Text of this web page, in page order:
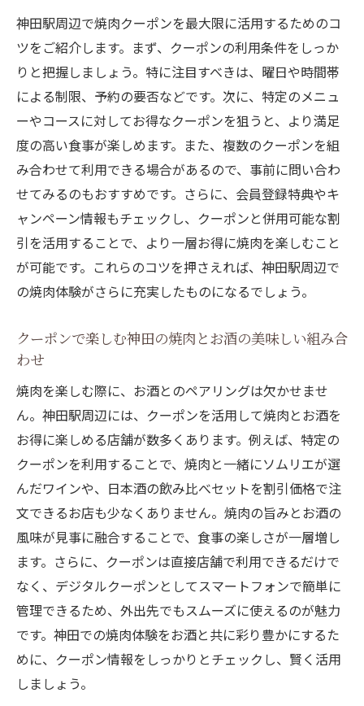
神田駅周辺で焼肉クーポンを最大限に活用するためのコ
ツをご紹介します。まず、クーポンの利用条件をしっか
りと把握しましょう。特に注目すべきは、曜日や時間帯
による制限、予約の要否などです。次に、特定のメニュ
ーやコースに対してお得なクーポンを狙うと、より満足
度の高い食事が楽しめます。また、複数のクーポンを組
み合わせて利用できる場合があるので、事前に問い合わ
せてみるのもおすすめです。さらに、会員登録特典やキ
ャンペーン情報もチェックし、クーポンと併用可能な割
引を活用することで、より一層お得に焼肉を楽しむこと
が可能です。これらのコツを押さえれば、神田駅周辺で
の焼肉体験がさらに充実したものになるでしょう。
クーポンで楽しむ神田の焼肉とお酒の美味しい組み合
わせ
焼肉を楽しむ際に、お酒とのペアリングは欠かせませ
ん。神田駅周辺には、クーポンを活用して焼肉とお酒を
お得に楽しめる店舗が数多くあります。例えば、特定の
クーポンを利用することで、焼肉と一緒にソムリエが選
んだワインや、日本酒の飲み比べセットを割引価格で注
文できるお店も少なくありません。焼肉の旨みとお酒の
風味が見事に融合することで、食事の楽しさが一層増し
ます。さらに、クーポンは直接店舗で利用できるだけで
なく、デジタルクーポンとしてスマートフォンで簡単に
管理できるため、外出先でもスムーズに使えるのが魅力
です。神田での焼肉体験をお酒と共に彩り豊かにするた
めに、クーポン情報をしっかりとチェックし、賢く活用
しましょう。